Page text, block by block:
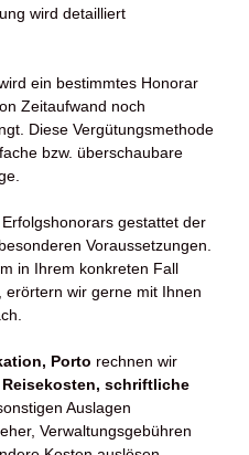
wird detailliert
ein bestimmtes Honorar
Zeitaufwand noch
Diese Vergütungsmethode
bzw. überschaubare
gestattet der
Voraussetzungen.
in Ihrem konkreten Fall
erörtern wir gerne mit Ihnen
Porto rechnen wir
Reisekosten, schriftliche
Auslagen
Verwaltungsgebühren